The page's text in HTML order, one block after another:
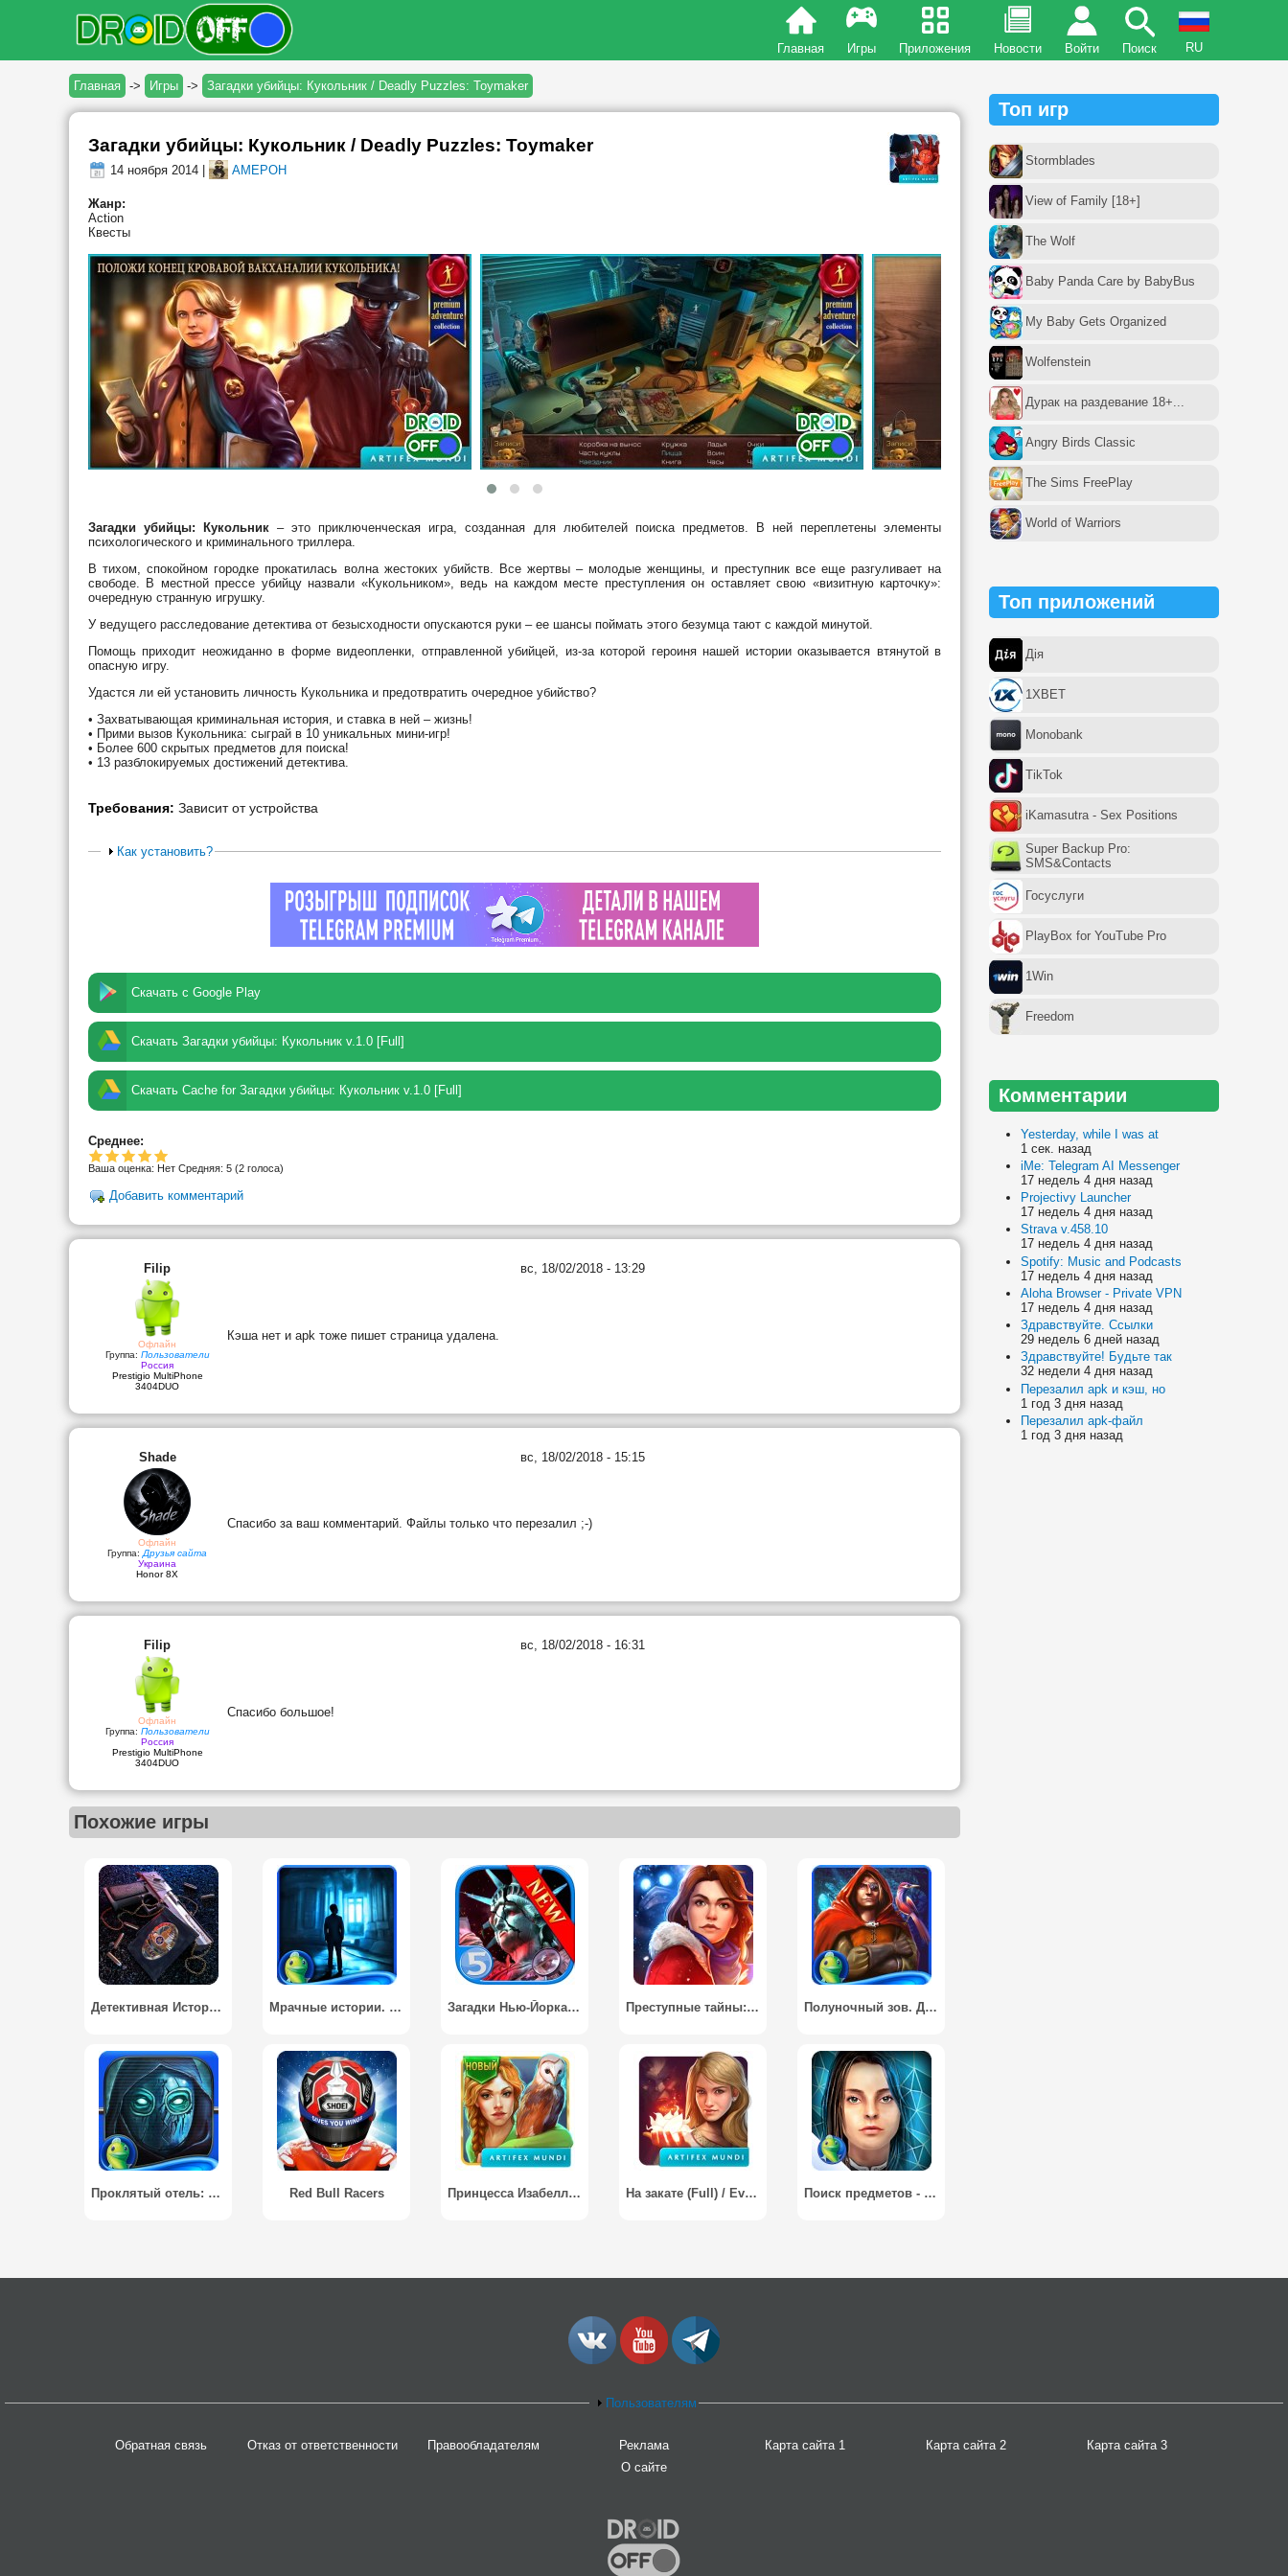
Главная Игры Приложения Новости Войти Поиск RU
Главная -> Игры -> Загадки убийцы: Кукольник / Deadly Puzzles: Toymaker
Загадки убийцы: Кукольник / Deadly Puzzles: Toymaker
14 ноября 2014 | AMEPOH
Жанр:
Action
Квесты
Загадки убийцы: Кукольник – это приключенческая игра, созданная для любителей поиска предметов. В ней переплетены элементы
психологического и криминального триллера.
В тихом, спокойном городке прокатилась волна жестоких убийств. Все жертвы – молодые женщины, и преступник все еще разгуливает на
свободе. В местной прессе убийцу назвали «Кукольником», ведь на каждом месте преступления он оставляет свою «визитную карточку»:
очередную странную игрушку.
У ведущего расследование детектива от безысходности опускаются руки – ее шансы поймать этого безумца тают с каждой минутой.
Помощь приходит неожиданно в форме видеопленки, отправленной убийцей, из-за которой героиня нашей истории оказывается втянутой в
опасную игру.
Удастся ли ей установить личность Кукольника и предотвратить очередное убийство?
• Захватывающая криминальная история, и ставка в ней – жизнь!
• Прими вызов Кукольника: сыграй в 10 уникальных мини-игр!
• Более 600 скрытых предметов для поиска!
• 13 разблокируемых достижений детектива.
Требования: Зависит от устройства
Как установить?
Скачать с Google Play
Скачать Загадки убийцы: Кукольник v.1.0 [Full]
Скачать Cache for Загадки убийцы: Кукольник v.1.0 [Full]
Среднее:
Ваша оценка: Нет Средняя: 5 (2 голоса)
Добавить комментарий
Filip вс, 18/02/2018 - 13:29
Офлайн
Группа: Пользователи
Россия
Prestigio MultiPhone
3404DUO
Кэша нет и apk тоже пишет страница удалена.
Shade вс, 18/02/2018 - 15:15
Офлайн
Группа:Друзья сайта
Украина
Honor 8X
Спасибо за ваш комментарий. Файлы только что перезалил ;-)
Filip вс, 18/02/2018 - 16:31
Офлайн
Группа: Пользователи
Россия
Prestigio MultiPhone
3404DUO
Спасибо большое!
Похожие игры
Детективная История / Detective Story Мрачные истории. Наследник / Grim Tales: The Heir Загадки Нью-Йорка 3 (Full) / New York Mysteries 3 (Full) Преступные тайны: Алая лилия (Full) / Crime Secrets: Crimson Lily (Full) Полуночный зов. Джеронимо - Поиск предметов / Midnight Calling: Jeronimo - A Hidden Object Game
Проклятый отель: Вечность (Full) / Haunted Hotel: Eternity (Full) Red Bull Racers Принцесса Изабелла (Full) / Princess Isabella (Full) На закате (Full) / Eventide (Full) Поиск предметов - За гранью. Виртуальный детектив / Surface: Virtual Detective
Топ игр
Stormblades
View of Family [18+]
The Wolf
Baby Panda Care by BabyBus
My Baby Gets Organized
Wolfenstein
Дурак на раздевание 18+...
Angry Birds Classic
The Sims FreePlay
World of Warriors
Топ приложений
Дія
1XBET
Monobank
TikTok
iKamasutra - Sex Positions
Super Backup Pro:
SMS&Contacts
Госуслуги
PlayBox for YouTube Pro
1Win
Freedom
Комментарии
Yesterday, while I was at
1 сек. назад
iMe: Telegram AI Messenger
17 недель 4 дня назад
Projectivy Launcher
17 недель 4 дня назад
Strava v.458.10
17 недель 4 дня назад
Spotify: Music and Podcasts
17 недель 4 дня назад
Aloha Browser - Private VPN
17 недель 4 дня назад
Здравствуйте. Ссылки
29 недель 6 дней назад
Здравствуйте! Будьте так
32 недели 4 дня назад
Перезалил apk и кэш, но
1 год 3 дня назад
Перезалил apk-файл
1 год 3 дня назад
Пользователям
Обратная связь Отказ от ответственности Правообладателям Реклама Карта сайта 1 Карта сайта 2
Карта сайта 3
О сайте